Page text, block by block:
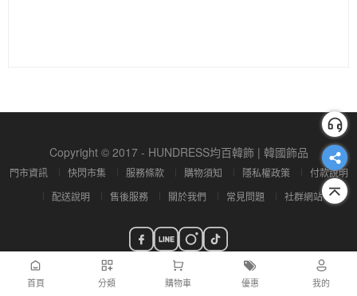
首頁 分類 購物車 優惠 我的
Copyright © 2017 - HUNDRESS均百韓飾 | 韓國飾品
門市資訊 快閃市集 服務條款 購物須知 隱私權政策
付款說明
配送說明
售後服務 關於我們 常見問題 社群網站